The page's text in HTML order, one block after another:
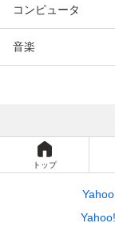
コンピュータ
音楽
トップ